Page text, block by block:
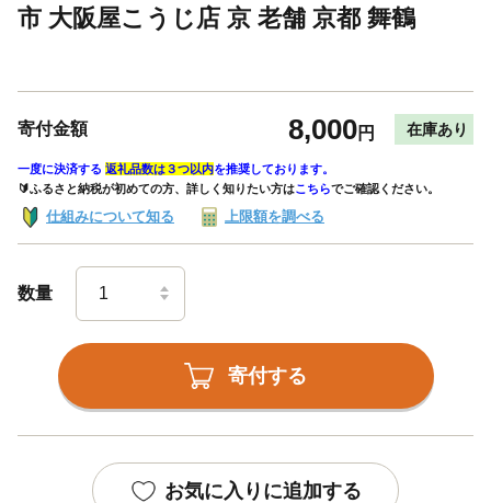
市 大阪屋こうじ店 京 老舗 京都 舞鶴
寄付金額 8,000円 在庫あり
一度に決済する 返礼品数は３つ以内を推奨しております。
🔰ふるさと納税が初めての方、詳しく知りたい方はこちらでご確認ください。
仕組みについて知る 上限額を調べる
数量
寄付する
お気に入りに追加する